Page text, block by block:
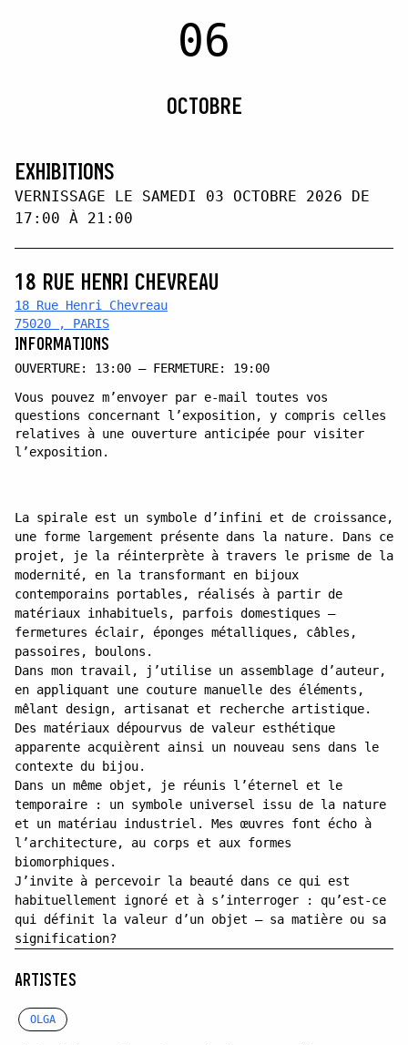
06
OCTOBRE
EXHIBITIONS
VERNISSAGE LE SAMEDI 03 OCTOBRE 2026 DE
17:00 À 21:00
18 RUE HENRI CHEVREAU
18 Rue Henri Chevreau
75020 , PARIS
INFORMATIONS
OUVERTURE: 13:00 — FERMETURE: 19:00
Vous pouvez m’envoyer par e-mail toutes vos
questions concernant l’exposition, y compris celles
relatives à une ouverture anticipée pour visiter
l’exposition.
La spirale est un symbole d’infini et de croissance,
une forme largement présente dans la nature. Dans ce
projet, je la réinterprète à travers le prisme de la
modernité, en la transformant en bijoux
contemporains portables, réalisés à partir de
matériaux inhabituels, parfois domestiques —
fermetures éclair, éponges métalliques, câbles,
passoires, boulons.
Dans mon travail, j’utilise un assemblage d’auteur,
en appliquant une couture manuelle des éléments,
mêlant design, artisanat et recherche artistique.
Des matériaux dépourvus de valeur esthétique
apparente acquièrent ainsi un nouveau sens dans le
contexte du bijou.
Dans un même objet, je réunis l’éternel et le
temporaire : un symbole universel issu de la nature
et un matériau industriel. Mes œuvres font écho à
l’architecture, au corps et aux formes
biomorphiques.
J’invite à percevoir la beauté dans ce qui est
habituellement ignoré et à s’interroger : qu’est-ce
qui définit la valeur d’un objet — sa matière ou sa
signification?
ARTISTES
OLGA